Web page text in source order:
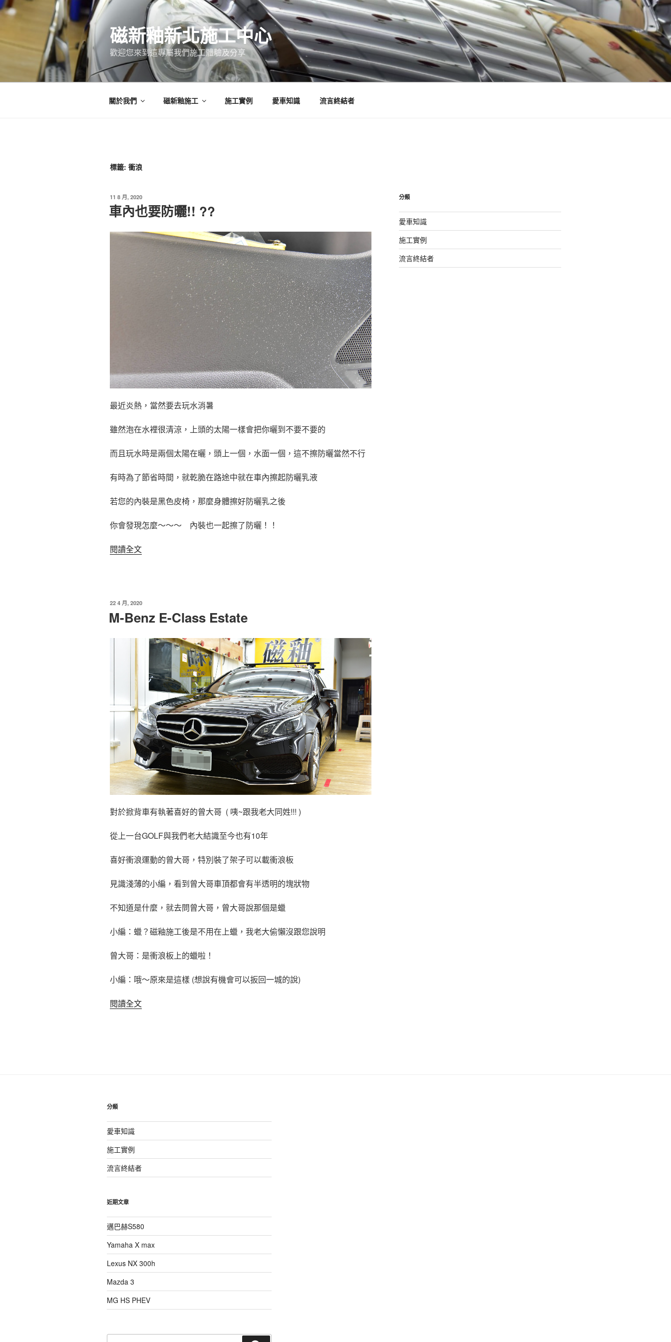
跳
至
要
磁新釉新北施工中心
歡迎您來到這專屬我們施工體驗及分享
關於我們 磁新釉施工 施工實例 愛車知識 流言終結者
標籤: 衝浪
發
佈
於
11 8 月, 2020
車內也要防曬!! ??
最近炎熱，當然要去玩水消暑
雖然泡在水裡很清涼，上頭的太陽一樣會把你曬到不要不要的
而且玩水時是兩個太陽在曬，頭上一個，水面一個，這不擦防曬當然不行
有時為了節省時間，就乾脆在路途中就在車內擦起防曬乳液
若您的內裝是黑色皮椅，那麼身體擦好防曬乳之後
你會發現怎麼～～～ 內裝也一起擦了防曬！！
閱讀全文〈車
曬!!
??〉
發
於
22 4 月, 2020
M-Benz E-Class Estate
對於掀背車有執著喜好的曾大哥 ( 咦~跟我老大同姓!!! )
從上一台GOLF與我們老大結識至今也有10年
喜好衝浪運動的曾大哥，特別裝了架子可以載衝浪板
見識淺薄的小編，看到曾大哥車頂都會有半透明的塊狀物
不知道是什麼，就去問曾大哥，曾大哥說那個是蠟
小編：蠟？磁釉施工後是不用在上蠟，我老大偷懶沒跟您說明
曾大哥：是衝浪板上的蠟啦！
小編：哦～原來是這樣 (想說有機會可以扳回一城的說)
閱讀全文〈M-
分類
愛車知識
施工實例
流言終結者
分類
愛車知識
施工實例
流言終結者
近期文章
邁巴赫S580
Yamaha X max
Lexus NX 300h
Mazda 3
MG HS PHEV